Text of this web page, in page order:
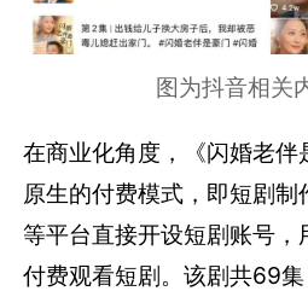
图为抖音相关
在商业化角度，《闪婚老
原生的付费模式，即短剧
等平台直接开设短剧账号
付费观看短剧。该剧共69